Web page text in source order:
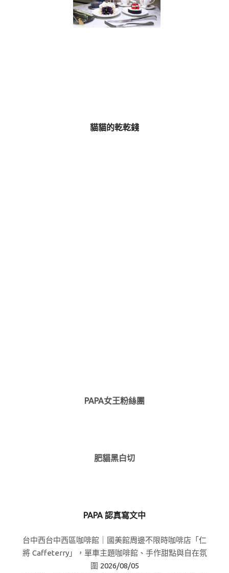
貓貓的乾乾錢
PAPA女王粉絲團
肥貓黑白切
PAPA 認真寫文中
台中西台中西區咖啡館｜國美館周邊不限時咖啡店「仁
將 Caffeterry」，單車主題咖啡館、手作甜點與自在氛
圍 2026/08/05